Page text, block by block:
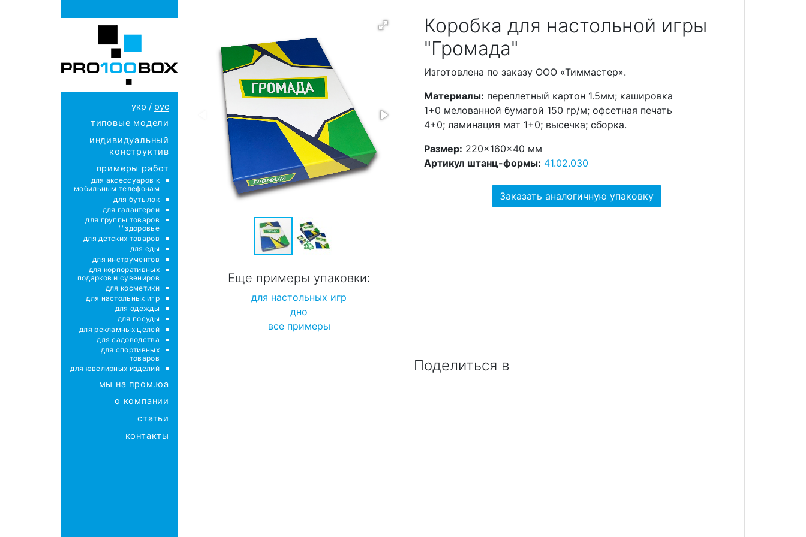
укр / рус
типовые модели
индивидуальный
конструктив
примеры работ
для аксессуаров к
мобильным телефонам
для бутылок
для галантереи
для группы товаров
"здоровье"
для детских товаров
для еды
для инструментов
для корпоративных
подарков и сувениров
для косметики
для настольных игр
для одежды
для посуды
для рекламных целей
для садоводства
для спортивных
товаров
для ювелирных изделий
мы на пром.юа
о компании
статьи
контакты
Еще примеры упаковки:
для настольных игр
дно
все примеры
Коробка для настольной игры
"Громада"
Изготовлена по заказу ООО «Тиммастер».
Материалы: переплетный картон 1.5мм; кашировка
1+0 мелованной бумагой 150 гр/м; офсетная печать
4+0; ламинация мат 1+0; высечка; сборка.
Размер: 220×160×40 мм
Артикул штанц-формы: 41.02.030
Заказать аналогичную упаковку
Поделиться в